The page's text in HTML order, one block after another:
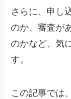
さらに、申し
のか、審査が
のかなど、気
す。
この記事では